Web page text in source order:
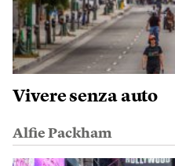
Vivere senza auto
Alfie Packham